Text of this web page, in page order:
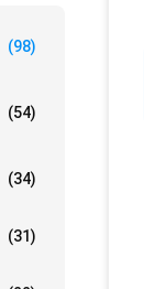
(98)
(54)
(34)
(31)